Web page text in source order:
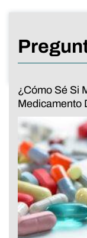
¿Cómo Sé Si
Medicamento